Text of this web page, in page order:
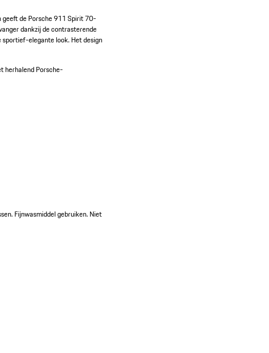
geeft de Porsche 911 Spirit 70-
dankzij de contrasterende
elegante look. Het design
herhalend Porsche-
Fijnwasmiddel gebruiken. Niet